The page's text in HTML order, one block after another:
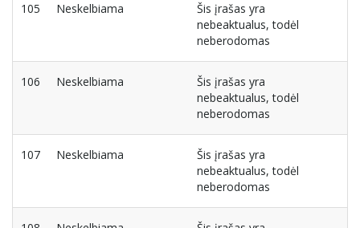
105 Neskelbiama
Šis įrašas yra
nebeaktualus, todėl
neberodomas
106 Neskelbiama
Šis įrašas yra
nebeaktualus, todėl
neberodomas
107 Neskelbiama
Šis įrašas yra
nebeaktualus, todėl
neberodomas